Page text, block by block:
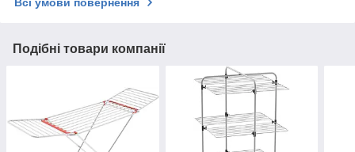
Всі умови повернення
Подібні товари компанії